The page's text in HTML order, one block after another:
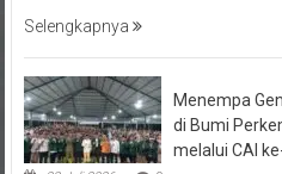
di Bumi
melalui CAI
28 Juli 2026 0